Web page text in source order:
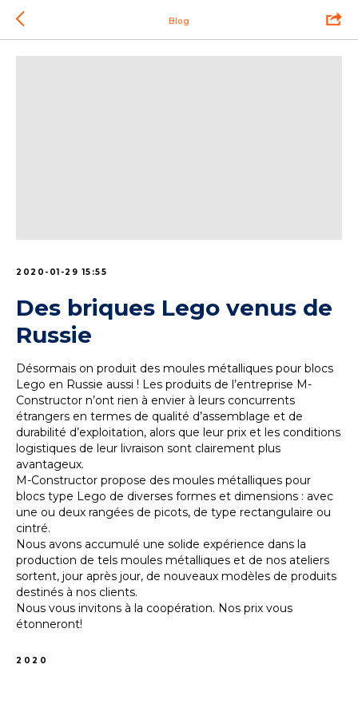
Blog
2020-01-29 15:55
Des briques Lego venus de
Russie
Désormais on produit des moules métalliques pour blocs
Lego en Russie aussi ! Les produits de l’entreprise M-
Constructor n’ont rien à envier à leurs concurrents
étrangers en termes de qualité d’assemblage et de
durabilité d’exploitation, alors que leur prix et les conditions
logistiques de leur livraison sont clairement plus
avantageux.
M-Constructor propose des moules métalliques pour
blocs type Lego de diverses formes et dimensions : avec
une ou deux rangées de picots, de type rectangulaire ou
cintré.
Nous avons accumulé une solide expérience dans la
production de tels moules métalliques et de nos ateliers
sortent, jour après jour, de nouveaux modèles de produits
destinés à nos clients.
Nous vous invitons à la coopération. Nos prix vous
étonneront!
2020